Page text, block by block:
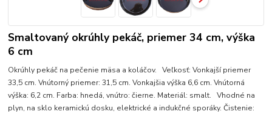
Smaltovaný okrúhly pekáč, priemer 34 cm, výška
6 cm
Okrúhly pekáč na pečenie mäsa a koláčov. Veľkosť: Vonkajší priemer
33,5 cm. Vnútorný priemer: 31,5 cm. Vonkajšia výška 6,6 cm. Vnútorná
výška: 6,2 cm. Farba: hnedá, vnútro: čierne. Materiál: smalt. Vhodné na
plyn, na sklo keramickú dosku, elektrické a indukčné sporáky. Čistenie: